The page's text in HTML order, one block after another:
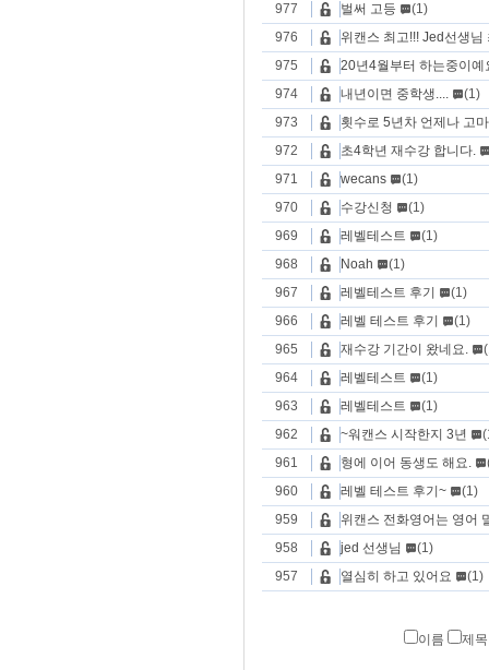
977
벌써 고등
(1)
976
위캔스 최고!!! Jed선생님
975
20년4월부터 하는중이예
974
내년이면 중학생....
(1)
973
횟수로 5년차 언제나 고
972
초4학년 재수강 합니다.
971
wecans
(1)
970
수강신청
(1)
969
레벨테스트
(1)
968
Noah
(1)
967
레벨테스트 후기
(1)
966
레벨 테스트 후기
(1)
965
재수강 기간이 왔네요.
964
레벨테스트
(1)
963
레벨테스트
(1)
962
~워캔스 시작한지 3년
961
형에 이어 동생도 해요.
960
레벨 테스트 후기~
(1)
959
위캔스 전화영어는 영어
958
jed 선생님
(1)
957
열심히 하고 있어요 (1)
이름 제